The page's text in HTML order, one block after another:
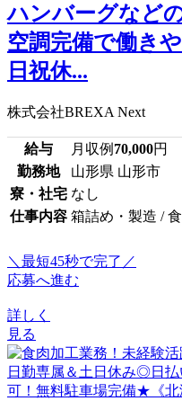
ハンバーグなど
空調完備で働き
日祝休...
株式会社BREXA Next
給与 月収例 70,000円
勤務地
山形県 山形市
寮・社宅 なし
仕事内容 箱詰め・製造 /
＼最短45秒で完了／
応募へ進む
詳しく
見る